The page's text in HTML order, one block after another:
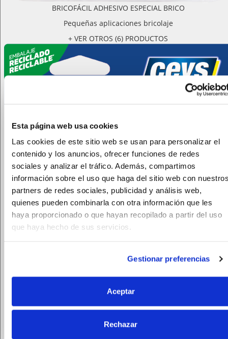
Esta página web usa cookies
Las cookies de este sitio web se usan para personalizar el
contenido y los anuncios, ofrecer funciones de redes
sociales y analizar el tráfico. Además, compartimos
información sobre el uso que haga del sitio web con
partners de redes sociales, publicidad y análisis web,
quienes pueden combinarla con otra información que les
haya proporcionado o que hayan recopilado a partir del uso
que haya hecho de sus servicios.
Gestionar preferencias
Aceptar
Rechazar
BRICOFÁCIL ADHESIVO ESPECIAL BRICO
Pequeñas aplicaciones bricolaje
+ VER OTROS (6) PRODUCTOS